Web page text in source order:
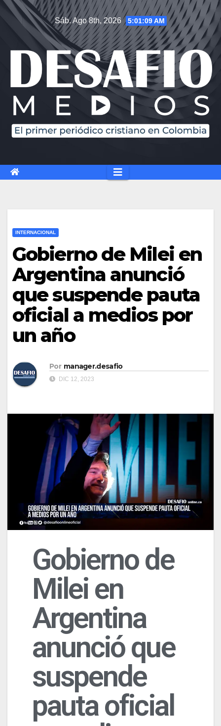
Sáb. Ago 8th, 2026 5:01:10 AM
INTERNACIONAL
Gobierno de Milei en
Argentina anunció
que suspende pauta
oficial a medios por
un año
Por manager.desafio
DIC 12, 2023
Gobierno de
Milei en
Argentina
anunció que
suspende
pauta oficial